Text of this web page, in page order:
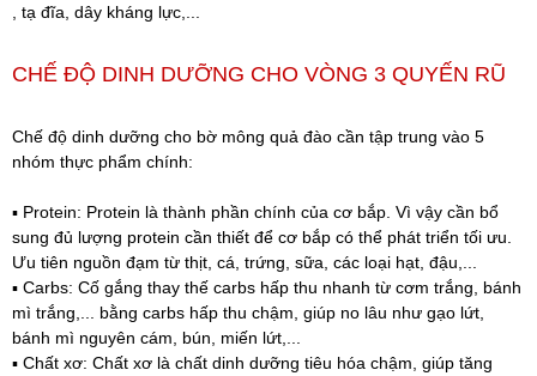
, tạ đĩa, dây kháng lực,...
CHẾ ĐỘ DINH DƯỠNG CHO VÒNG 3 QUYẾN RŨ
Chế độ dinh dưỡng cho bờ mông quả đào cần tập trung vào 5
nhóm thực phẩm chính:
▪️ Protein: Protein là thành phần chính của cơ bắp. Vì vậy cần bổ
sung đủ lượng protein cần thiết để cơ bắp có thể phát triển tối ưu.
Ưu tiên nguồn đạm từ thịt, cá, trứng, sữa, các loại hạt, đậu,...
▪️ Carbs: Cố gắng thay thế carbs hấp thu nhanh từ cơm trắng, bánh
mì trắng,... bằng carbs hấp thu chậm, giúp no lâu như gạo lứt,
bánh mì nguyên cám, bún, miến lứt,...
▪️ Chất xơ: Chất xơ là chất dinh dưỡng tiêu hóa chậm, giúp tăng